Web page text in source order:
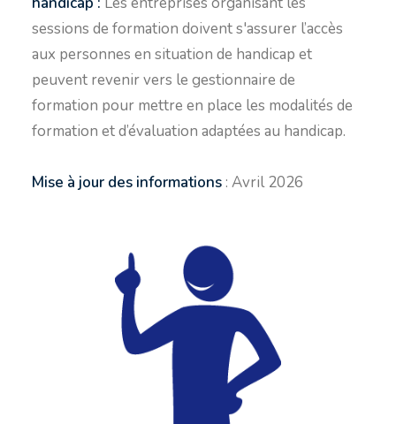
sessions de formation doivent s'assurer l’accès
aux personnes en situation de handicap et
peuvent revenir vers le gestionnaire de
formation pour mettre en place les modalités de
formation et d’évaluation adaptées au handicap.
Mise à jour des informations : Avril 2026